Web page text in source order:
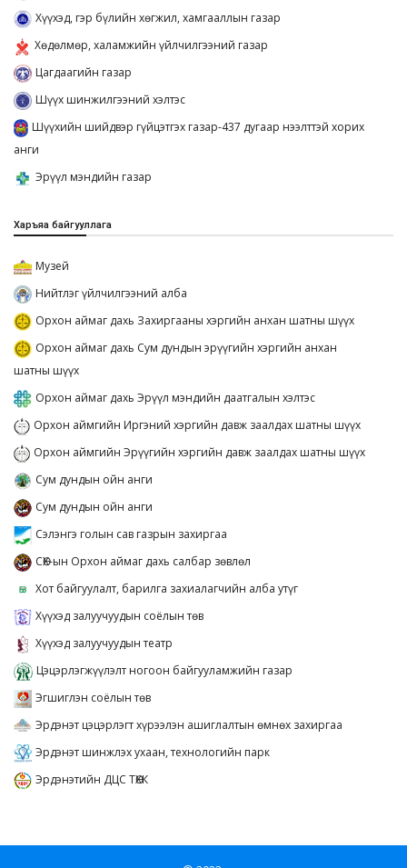
Хүүхэд, гэр бүлийн хөгжил, хамгааллын газар
Хөдөлмөр, халамжийн үйлчилгээний газар
Цагдаагийн газар
Шүүх шинжилгээний хэлтэс
Шүүхийн шийдвэр гүйцэтгэх газар-437 дугаар нээлттэй хорих
анги
Эрүүл мэндийн газар
Харъяа байгууллага
Музей
Нийтлэг үйлчилгээний алба
Орхон аймаг дахь Захиргааны хэргийн анхан шатны шүүх
Орхон аймаг дахь Сум дундын эрүүгийн хэргийн анхан
шатны шүүх
Орхон аймаг дахь Эрүүл мэндийн даатгалын хэлтэс
Орхон аймгийн Иргэний хэргийн давж заалдах шатны шүүх
Орхон аймгийн Эрүүгийн хэргийн давж заалдах шатны шүүх
Сум дундын ойн анги
Сум дундын ойн анги
Сэлэнгэ голын сав газрын захиргаа
СӨХ-ын Орхон аймаг дахь салбар зөвлөл
Хот байгуулалт, барилга захиалагчийн алба утүг
Хүүхэд залуучуудын соёлын төв
Хүүхэд залуучуудын театр
Цэцэрлэгжүүлэлт ногоон байгууламжийн газар
Эгшиглэн соёлын төв
Эрдэнэт цэцэрлэгт хүрээлэн ашиглалтын өмнөх захиргаа
Эрдэнэт шинжлэх ухаан, технологийн парк
Эрдэнэтийн ДЦС ТӨХК